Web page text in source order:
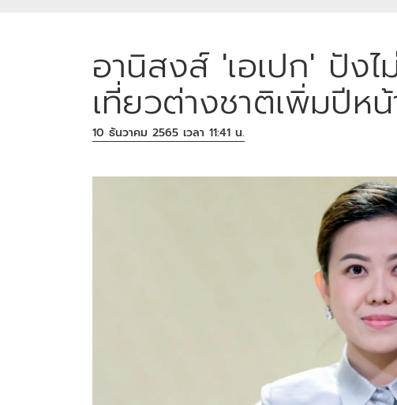
อานิสงส์ 'เอเปก' ปัง
เที่ยวต่างชาติเพิ่มปีห
10 ธันวาคม 2565 เวลา 11:41 น.